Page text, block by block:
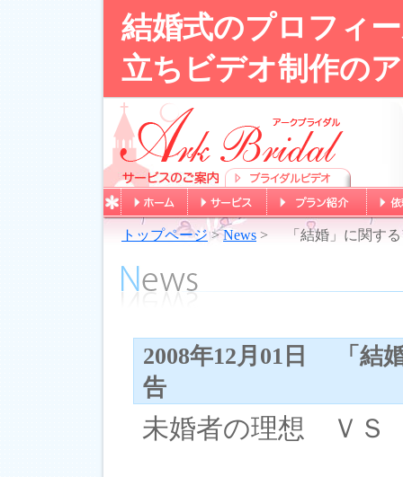
結婚式のプロフィ
立ちビデオ制作の
トップページ>News > 「結婚」に関する
2008年12月01日 「結
告
未婚者の理想 ＶＳ